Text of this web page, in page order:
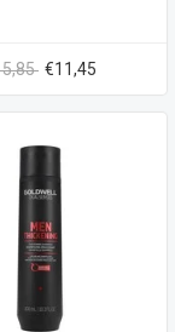
€11,45